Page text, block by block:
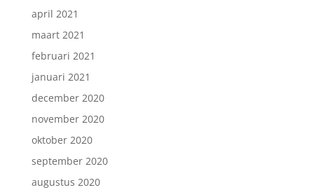
april 2021
maart 2021
februari 2021
januari 2021
december 2020
november 2020
oktober 2020
september 2020
augustus 2020